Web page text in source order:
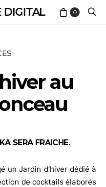
DIGITAL 0
au
SERA FRAICHE.
un Jardin d’hiver dédié à
de cocktails élaborés